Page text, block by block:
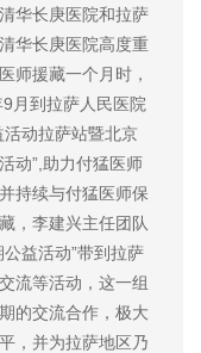
华长庚医院和拉萨
华长庚医院高度重
师援藏一个月时，
月到拉萨人民医院
动拉萨站暨北京
动”,助力付猛医师
持续与付猛医师保
，李建兴主任团队
益活动”带到拉萨
流等活动，这一组
的交流合作，极大
，并为拉萨地区乃